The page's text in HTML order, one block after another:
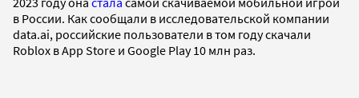
в России. Как сообщали в исследовательской компании
data.ai, российские пользователи в том году скачали
Roblox в App Store и Google Play 10 млн раз.